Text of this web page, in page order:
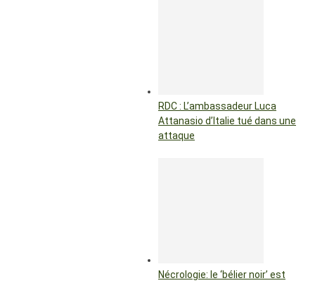
RDC : L’ambassadeur Luca
Attanasio d’Italie tué dans une
attaque
Nécrologie: le ‘bélier noir’ est